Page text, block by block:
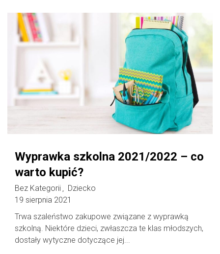
Wyprawka szkolna 2021/2022 – co
warto kupić?
Bez Kategorii
Dziecko
19 sierpnia 2021
Trwa szaleństwo zakupowe związane z wyprawką
szkolną. Niektóre dzieci, zwłaszcza te klas młodszych,
dostały wytyczne dotyczące jej...